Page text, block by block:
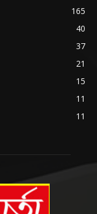
165
40
37
21
15
11
11